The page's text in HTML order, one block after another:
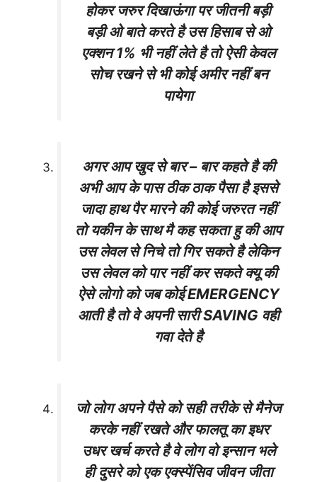
होकर जरुर दिखाऊंगा पर जीतनी बड़ी
बड़ी ओ बाते करते है उस हिसाब से ओ
एक्शन 1% भी नहीं लेते है तो ऐसी केवल
सोच रखने से भी कोई अमीर नहीं बन
पायेगा
अगर आप खुद से बार – बार कहते है की
अभी आप के पास ठीक ठाक पैसा है इससे
जादा हाथ पैर मारने की कोई जरुरत नहीं
तो यकीन के साथ मै कह सकता हु की आप
उस लेवल से निचे तो गिर सकते है लेकिन
उस लेवल को पार नहीं कर सकते क्यू की
ऐसे लोगो को जब कोई EMERGENCY
आती है तो वे अपनी सारी SAVING वही
गवा देते है
जो लोग अपने पैसे को सही तरीके से मैनेज
करके नहीं रखते और फालतू का इधर
उधर खर्च करते है वे लोग वो इन्सान भले
ही दुसरे को एक एक्स्पेंसिव जीवन जीता